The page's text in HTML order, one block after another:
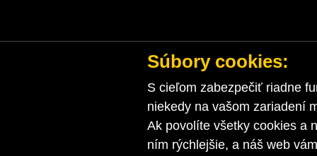
Súbory cookies:
S cieľom zabezpečiť riadne
niekedy na vašom zariadení
Ak povolíte všetky cookies a
ním rýchlejšie, a náš web